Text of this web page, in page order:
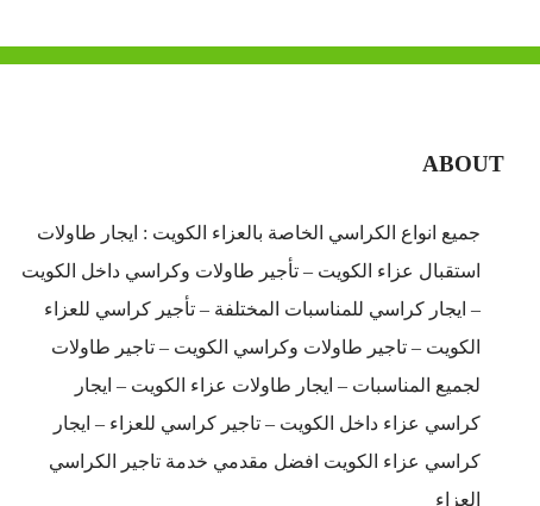
ABOUT
جميع انواع الكراسي الخاصة بالعزاء الكويت : ايجار طاولات
استقبال عزاء الكويت – تأجير طاولات وكراسي داخل الكويت
– ايجار كراسي للمناسبات المختلفة – تأجير كراسي للعزاء
الكويت – تاجير طاولات وكراسي الكويت – تاجير طاولات
لجميع المناسبات – ايجار طاولات عزاء الكويت – ايجار
كراسي عزاء داخل الكويت – تاجير كراسي للعزاء – ايجار
كراسي عزاء الكويت افضل مقدمي خدمة تاجير الكراسي
العزاء